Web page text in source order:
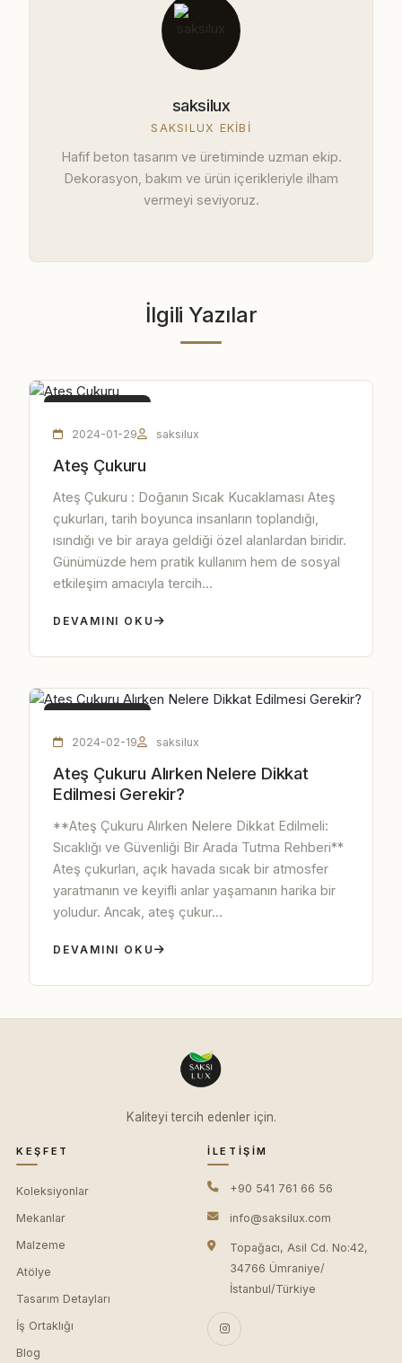
saksilux
SAKSILUX EKIBI
Hafif beton tasarım ve üretiminde uzman ekip.
Dekorasyon, bakım ve ürün içerikleriyle ilham
vermeyi seviyoruz.
İlgili Yazılar
2024-01-29 saksilux
Ateş Çukuru
Ateş Çukuru : Doğanın Sıcak Kucaklaması Ateş
çukurları, tarih boyunca insanların toplandığı,
ısındığı ve bir araya geldiği özel alanlardan biridir.
Günümüzde hem pratik kullanım hem de sosyal
etkileşim amacıyla tercih...
DEVAMINI OKU
2024-02-19 saksilux
Ateş Çukuru Alırken Nelere Dikkat
Edilmesi Gerekir?
**Ateş Çukuru Alırken Nelere Dikkat Edilmeli:
Sıcaklığı ve Güvenliği Bir Arada Tutma Rehberi**
Ateş çukurları, açık havada sıcak bir atmosfer
yaratmanın ve keyifli anlar yaşamanın harika bir
yoludur. Ancak, ateş çukur...
DEVAMINI OKU
Kaliteyi tercih edenler için.
KEŞFET
Koleksiyonlar
Mekanlar
Malzeme
Atölye
Tasarım Detayları
İş Ortaklığı
Blog
İLETIŞIM
+90 541 761 66 56
info@saksilux.com
Topağacı, Asil Cd. No:42,
34766 Ümraniye/
İstanbul/Türkiye